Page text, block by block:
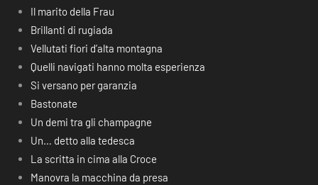
Il marito della Frau
Brillanti di rugiada
Vellutati fiori d’alta montagna
Quelli navigati hanno molta esperienza
Si versano per garanzia
Bastonate
Un demi tra gli champagne
Un… detto alla tedesca
La scritta in cima alla Croce
Manovra la macchina da presa